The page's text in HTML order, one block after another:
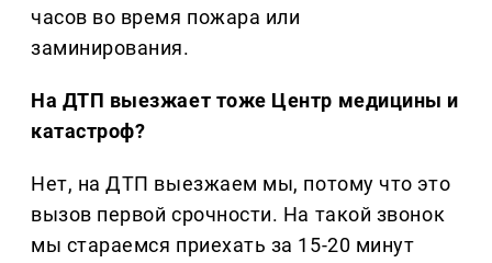
часов во время пожара или
заминирования.
На ДТП выезжает тоже Центр медицины и
катастроф?
Нет, на ДТП выезжаем мы, потому что это
вызов первой срочности. На такой звонок
мы стараемся приехать за 15-20 минут